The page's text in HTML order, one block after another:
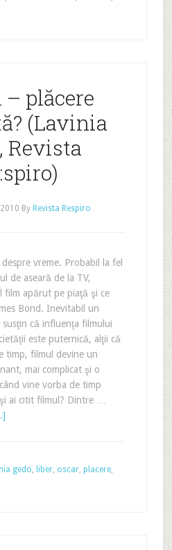
plăcere
(Lavinia
Revista
By Revista Respiro
vreme. Probabil la fel
de aseară de la TV,
film apărut pe piaţă şi ce
Bond. Inevitabil un
că influenţa filmului
este puternică, alţii că
timp, filmul devine un
mai complicat şi o
vine vorba de timp
ai citit filmul? Dintre …
gedo, liber, oscar, placere,